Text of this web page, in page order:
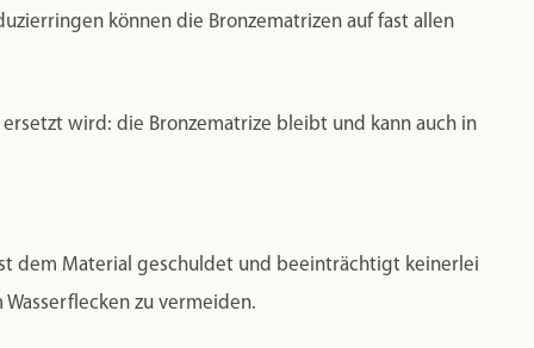
können die Bronzematrizen auf fast allen
wird: die Bronzematrize bleibt und kann auch in
dem Material geschuldet und beeinträchtigt keinerlei
zu vermeiden.